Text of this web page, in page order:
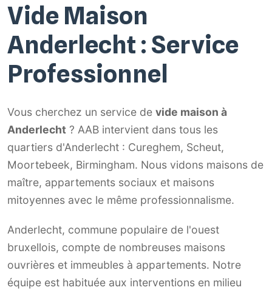
Vide Maison
Anderlecht : Service
Professionnel
Vous cherchez un service de vide maison à
Anderlecht ? AAB intervient dans tous les
quartiers d'Anderlecht : Cureghem, Scheut,
Moortebeek, Birmingham. Nous vidons maisons de
maître, appartements sociaux et maisons
mitoyennes avec le même professionnalisme.
Anderlecht, commune populaire de l'ouest
bruxellois, compte de nombreuses maisons
ouvrières et immeubles à appartements. Notre
équipe est habituée aux interventions en milieu